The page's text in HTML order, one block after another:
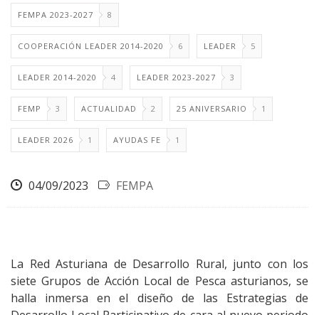
FEMPA 2023-2027 8
COOPERACIÓN LEADER 2014-2020 6 LEADER 5
LEADER 2014-2020 4 LEADER 2023-2027 3
FEMP 3 ACTUALIDAD 2 25 ANIVERSARIO 1
LEADER 2026 1 AYUDAS FE 1
04/09/2023 FEMPA
La Red Asturiana de Desarrollo Rural, junto con los
siete Grupos de Acción Local de Pesca asturianos, se
halla inmersa en el diseño de las Estrategias de